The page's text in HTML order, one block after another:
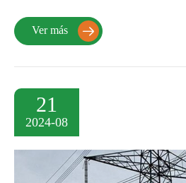
Ver más 
21
2024-08